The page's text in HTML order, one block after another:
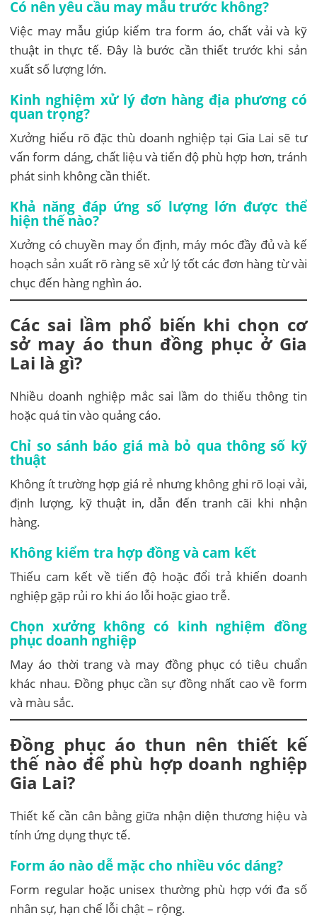
Có nên yêu cầu may mẫu trước không?
Việc may mẫu giúp kiểm tra form áo, chất vải và kỹ
thuật in thực tế. Đây là bước cần thiết trước khi sản
xuất số lượng lớn.
Kinh nghiệm xử lý đơn hàng địa phương có
quan trọng?
Xưởng hiểu rõ đặc thù doanh nghiệp tại Gia Lai sẽ tư
vấn form dáng, chất liệu và tiến độ phù hợp hơn, tránh
phát sinh không cần thiết.
Khả năng đáp ứng số lượng lớn được thể
hiện thế nào?
Xưởng có chuyền may ổn định, máy móc đầy đủ và kế
hoạch sản xuất rõ ràng sẽ xử lý tốt các đơn hàng từ vài
chục đến hàng nghìn áo.
Các sai lầm phổ biến khi chọn cơ
sở may áo thun đồng phục ở Gia
Lai là gì?
Nhiều doanh nghiệp mắc sai lầm do thiếu thông tin
hoặc quá tin vào quảng cáo.
Chỉ so sánh báo giá mà bỏ qua thông số kỹ
thuật
Không ít trường hợp giá rẻ nhưng không ghi rõ loại vải,
định lượng, kỹ thuật in, dẫn đến tranh cãi khi nhận
hàng.
Không kiểm tra hợp đồng và cam kết
Thiếu cam kết về tiến độ hoặc đổi trả khiến doanh
nghiệp gặp rủi ro khi áo lỗi hoặc giao trễ.
Chọn xưởng không có kinh nghiệm đồng
phục doanh nghiệp
May áo thời trang và may đồng phục có tiêu chuẩn
khác nhau. Đồng phục cần sự đồng nhất cao về form
và màu sắc.
Đồng phục áo thun nên thiết kế
thế nào để phù hợp doanh nghiệp
Gia Lai?
Thiết kế cần cân bằng giữa nhận diện thương hiệu và
tính ứng dụng thực tế.
Form áo nào dễ mặc cho nhiều vóc dáng?
Form regular hoặc unisex thường phù hợp với đa số
nhân sự, hạn chế lỗi chật – rộng.